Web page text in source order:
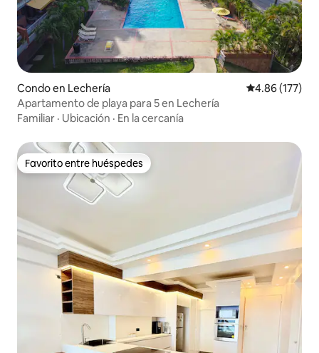
Condo en Lechería Calificación
4.86 (177)
Apartamento de playa para 5 en Lechería
Familiar · Ubicación · En la cercanía
Favorito entre huéspedes
Favorito entre huéspedes